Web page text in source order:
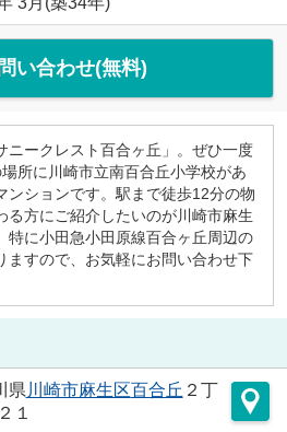
い合わせ(無料)
ニークレスト百合ヶ丘」。ぜひ一度
所に川崎市立南百合丘小学校があ
ンションです。駅まで徒歩12分の物
る方にご紹介したいのが川崎市麻生
特に小田急小田原線百合ヶ丘周辺の
ますので、お気軽にお問い合わせ下
県 川崎市麻生区百合丘 ２丁
１